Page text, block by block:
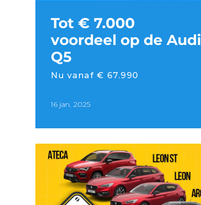
Tot € 7.000
voordeel op de Audi
Q5
Nu vanaf € 67.990
16 jan. 2025